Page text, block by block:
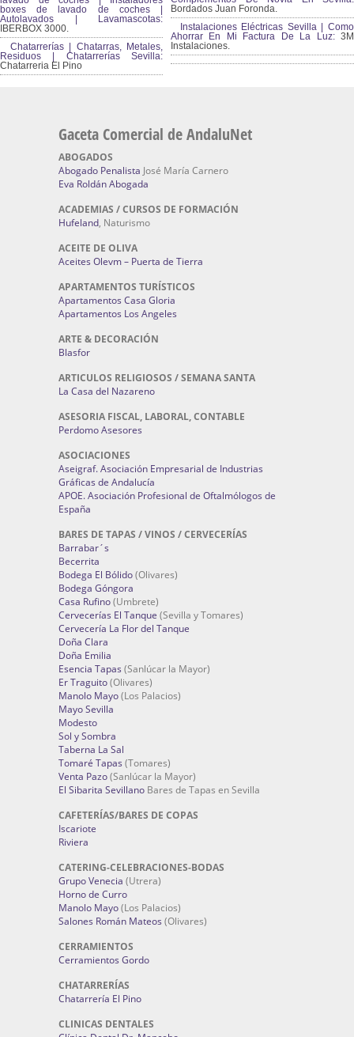
boxes de lavado de coches |
Autolavados | Lavamascotas:
IBERBOX 3000.
Chatarrerías | Chatarras, Metales,
Residuos | Chatarrerías Sevilla:
Chatarreria El Pino
Bordados Juan Foronda.
Instalaciones Eléctricas Sevilla | Como
Ahorrar En Mi Factura De La Luz:3M
Instalaciones.
Gaceta Comercial de AndaluNet
ABOGADOS
Abogado Penalista José María Carnero
Eva Roldán Abogada
ACADEMIAS / CURSOS DE FORMACIÓN
Hufeland, Naturismo
ACEITE DE OLIVA
Aceites Olevm – Puerta de Tierra
APARTAMENTOS TURÍSTICOS
Apartamentos Casa Gloria
Apartamentos Los Angeles
ARTE & DECORACIÓN
Blasfor
ARTICULOS RELIGIOSOS / SEMANA SANTA
La Casa del Nazareno
ASESORIA FISCAL, LABORAL, CONTABLE
Perdomo Asesores
ASOCIACIONES
Aseigraf. Asociación Empresarial de Industrias
Gráficas de Andalucía
APOE. Asociación Profesional de Oftalmólogos de
España
BARES DE TAPAS / VINOS / CERVECERÍAS
Barrabar´s
Becerrita
Bodega El Bólido(Olivares)
Bodega Góngora
Casa Rufino(Umbrete)
Cervecerías El Tanque (Sevilla y Tomares)
Cervecería La Flor del Tanque
Doña Clara
Doña Emilia
Esencia Tapas (Sanlúcar la Mayor)
Er Traguito(Olivares)
Manolo Mayo(Los Palacios)
Mayo Sevilla
Modesto
Sol y Sombra
Taberna La Sal
Tomaré Tapas (Tomares)
Venta Pazo(Sanlúcar la Mayor)
El Sibarita Sevillano Bares de Tapas en Sevilla
CAFETERÍAS/BARES DE COPAS
Iscariote
Riviera
CATERING-CELEBRACIONES-BODAS
Grupo Venecia (Utrera)
Horno de Curro
Manolo Mayo(Los Palacios)
Salones Román Mateos (Olivares)
CERRAMIENTOS
Cerramientos Gordo
CHATARRERÍAS
Chatarrería El Pino
CLINICAS DENTALES